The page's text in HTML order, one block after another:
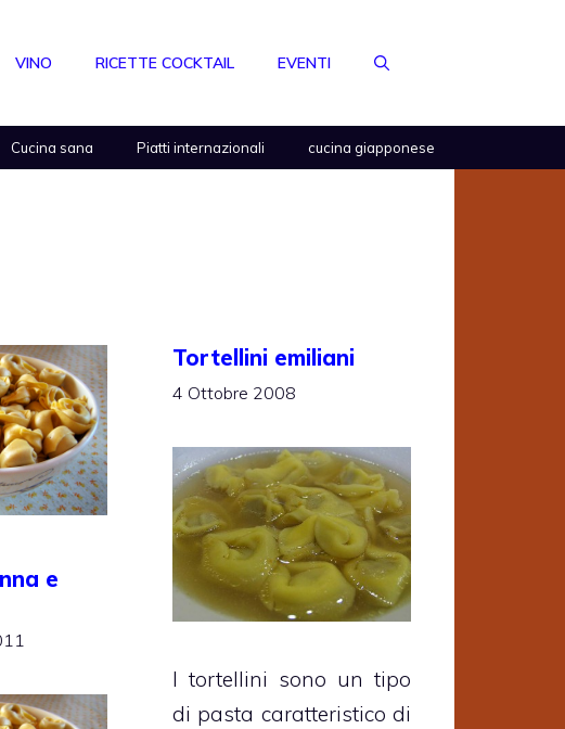
VINO RICETTE COCKTAIL EVENTI
Cucina sana Piatti internazionali cucina giapponese
e
Tortellini emiliani
4 Ottobre 2008
I tortellini sono un tipo
di pasta caratteristico di